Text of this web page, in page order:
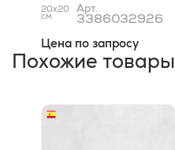
20x20
см
Арт.
3386032926
Цена по запросу
Похожие товары